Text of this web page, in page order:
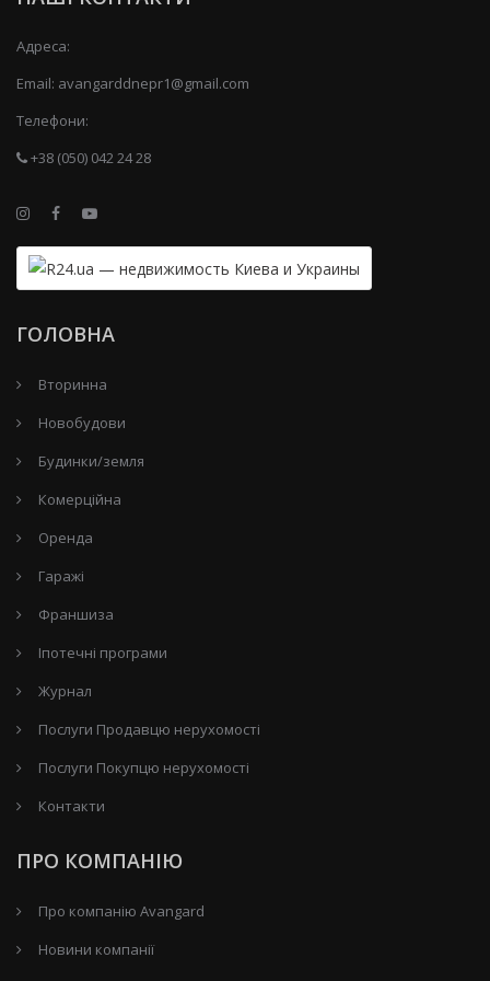
Адреса:
Email: avangarddnepr1@gmail.com
Телефони:
+38 (050) 042 24 28
ГОЛОВНА
Вторинна
Новобудови
Будинки/земля
Комерційна
Оренда
Гаражі
Франшиза
Іпотечні програми
Журнал
Послуги Продавцю нерухомості
Послуги Покупцю нерухомості
Контакти
ПРО КОМПАНІЮ
Про компанію Avangard
Новини компанії